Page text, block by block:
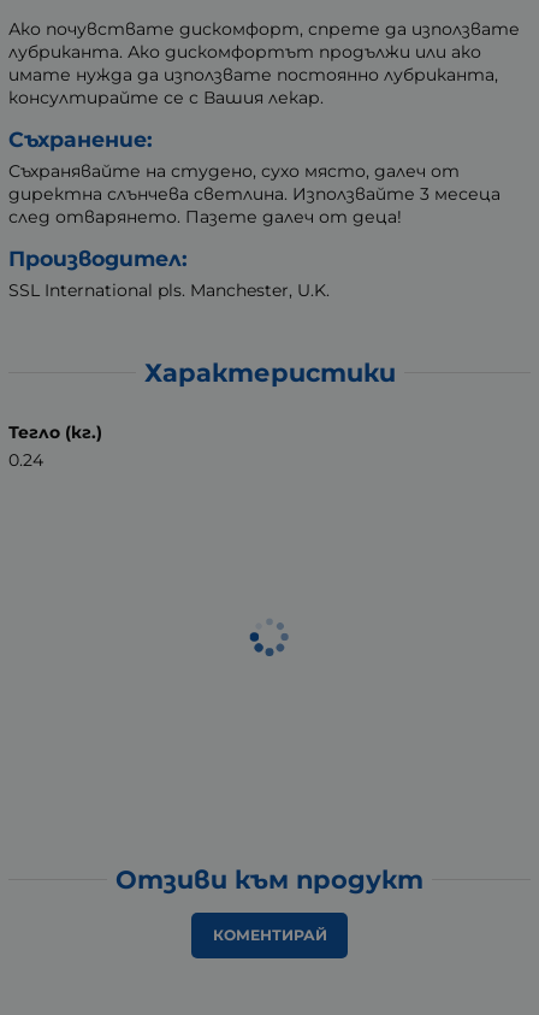
Ако почувствате дискомфорт, спрете да използвате
лубриканта. Ако дискомфортът продължи или ако
имате нужда да използвате постоянно лубриканта,
консултирайте се с Вашия лекар.
Съхранение:
Съхранявайте на студено, сухо място, далеч от
директна слънчева светлина. Използвайте 3 месеца
след отварянето. Пазете далеч от деца!
Производител:
SSL International pls. Manchester, U.K.
Характеристики
Тегло (кг.)
0.24
Отзиви към продукт
КОМЕНТИРАЙ